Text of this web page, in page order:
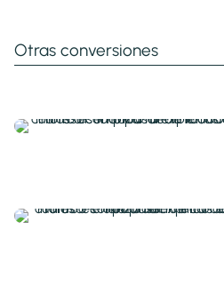
Otras conversiones